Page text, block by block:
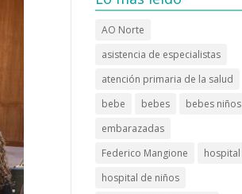
AO Norte
asistencia de especialistas
atención primaria de la salud
bebe
bebes
bebes niños
embarazadas
Federico Mangione
hospital
hospital de niños